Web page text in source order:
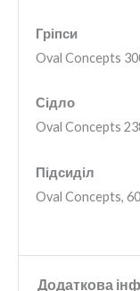
Гріпси
Oval Concepts
Сідло
Oval Concepts
Підсиділ
Oval Concepts,
Додаткова